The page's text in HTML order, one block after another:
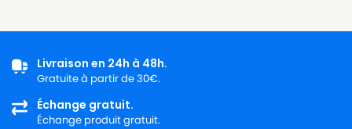
Livraison en 24h à 48h.
Gratuite à partir de 30€.
Échange gratuit.
Échange produit gratuit.